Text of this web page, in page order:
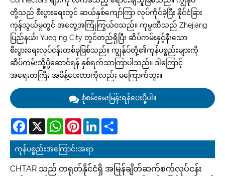
တို့သည် စီးပွားရေးတွင် ဆယ်နှစ်ကျော်ကြာ လုပ်ကိုင်ခဲ့ပြီး နိုင်ငံခြား
ကုန်သွယ်မှုတွင် အတွေ့အကြုံကြွယ်ဝသည်။ ကုမ္ပဏီသည် Zhejiang
ပြည်နယ်၊ Yueqing City တွင်တည်ရှိပြီး ဆိပ်ကမ်းနှင့်နီးသော
စီးပွားရေးလုပ်ငန်းတစ်ခုဖြစ်သည်။ ကျွန်ုပ်တို့၏ကုန်ပစ္စည်းများကို
ဆိပ်ကမ်းသို့ပို့ဆောင်ရန် နှစ်ရက်သာကြာပါသည်။ ဒါကြောင့်
အရေးတကြီး အမိန့်ပေးတာကိုလည်း မကြောက်ဘူး။
စုံစမ်းမေးမြန်းရန်ပေးပို့ပါ။
Facebook
X WhatsAppPinterestLinkedIn
ကုန်ပစ္စည်းအကြောင်းအရာ
CHTAR သည် တရုတ်နိုင်ငံရှိ အမြန်ချိတ်ဆက်စက်လုပ်ငန်း